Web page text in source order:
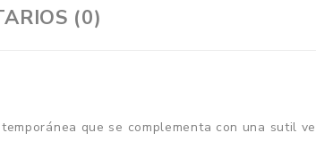
(0)
que se complementa con una sutil